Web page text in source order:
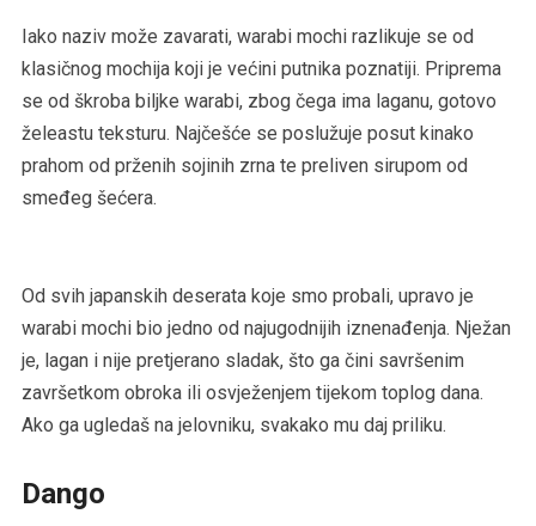
Iako naziv može zavarati, warabi mochi razlikuje se od
klasičnog mochija koji je većini putnika poznatiji. Priprema
se od škroba biljke warabi, zbog čega ima laganu, gotovo
želeastu teksturu. Najčešće se poslužuje posut kinako
prahom od prženih sojinih zrna te preliven sirupom od
smeđeg šećera.
Od svih japanskih deserata koje smo probali, upravo je
warabi mochi bio jedno od najugodnijih iznenađenja. Nježan
je, lagan i nije pretjerano sladak, što ga čini savršenim
završetkom obroka ili osvježenjem tijekom toplog dana.
Ako ga ugledaš na jelovniku, svakako mu daj priliku.
Dango